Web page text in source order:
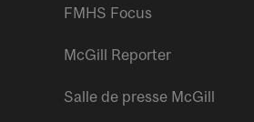
FMHS Focus
McGill Reporter
Salle de presse McGill